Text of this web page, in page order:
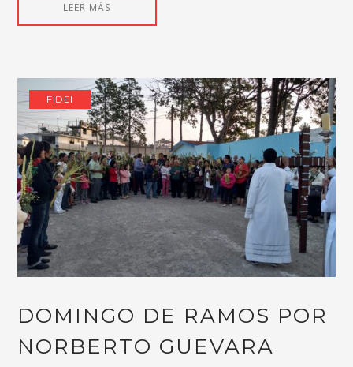
LEER MÁS
FIDEI
DOMINGO DE RAMOS POR
NORBERTO GUEVARA